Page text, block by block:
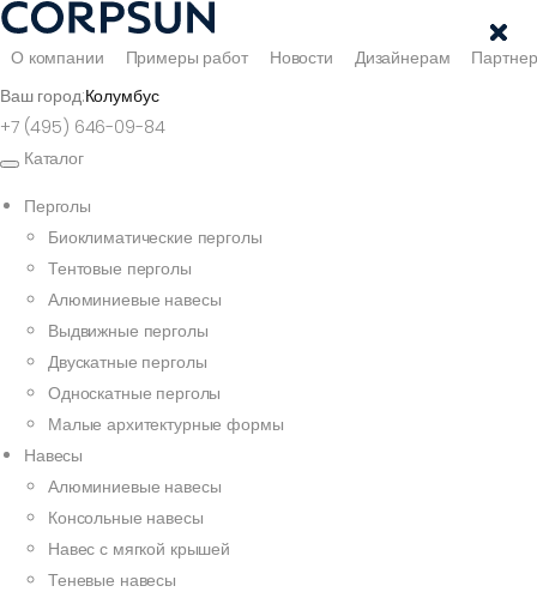
О компании Примеры работ Новости Дизайнерам
Ваш город:Колумбус
+7 (495) 646-09-84
Каталог
Перголы
Биоклиматические перголы
Тентовые перголы
Алюминиевые навесы
Выдвижные перголы
Двускатные перголы
Односкатные перголы
Малые архитектурные формы
Навесы
Алюминиевые навесы
Консольные навесы
Навес с мягкой крышей
Теневые навесы